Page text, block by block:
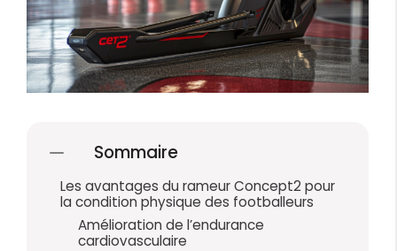
Sommaire
Les avantages du rameur Concept2 pour
la condition physique des footballeurs
Amélioration de l’endurance
cardiovasculaire